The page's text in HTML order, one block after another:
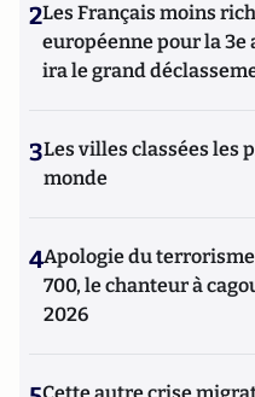
2Les Français moins
européenne pour la 3e
ira le grand
3Les villes classées les
monde
4Apologie du
700, le chanteur à
2026